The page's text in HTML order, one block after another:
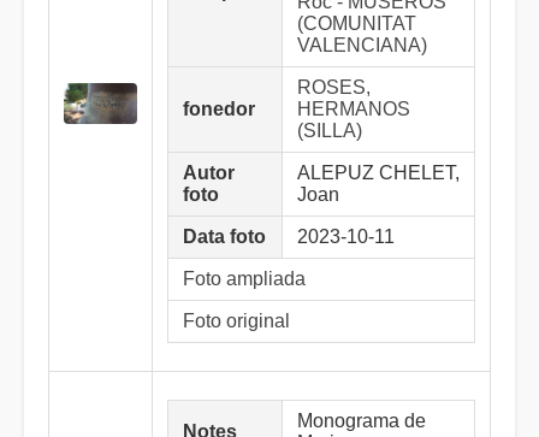
(COMUNITAT
VALENCIANA)
fonedor
ROSES,
HERMANOS
(SILLA)
Autor
foto
ALEPUZ CHELET,
Joan
Data foto 2023-10-11
Foto ampliada
Foto original
Notes
Monograma de